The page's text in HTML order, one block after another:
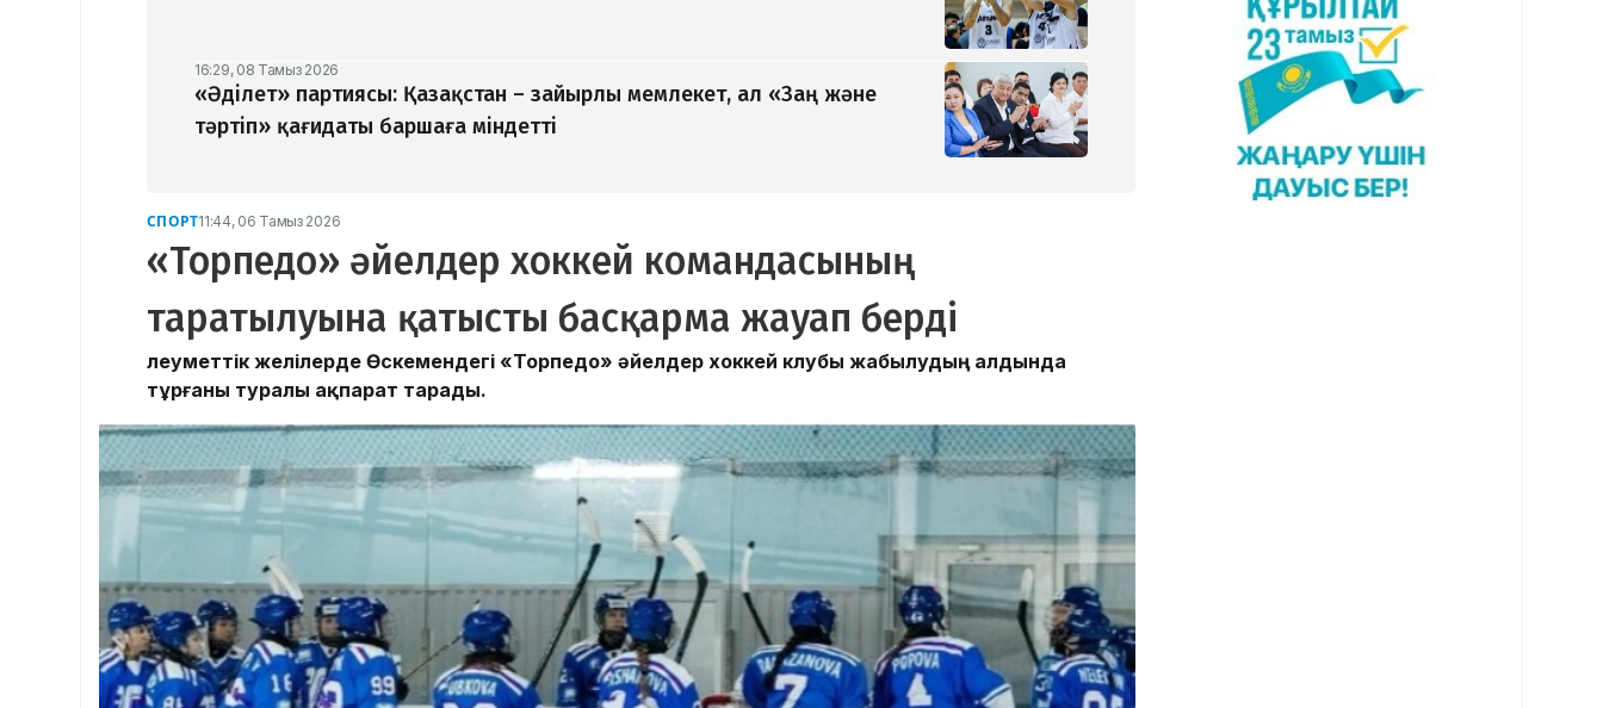
16:29, 08 Тамыз 2026
«Әділет» партиясы: Қазақстан – зайырлы мемлекет, ал «Заң және
тәртіп» қағидаты баршаға міндетті
СПОРТ11:44, 06 Тамыз 2026
«Торпедо» әйелдер хоккей командасының
таратылуына қатысты басқарма жауап берді
Әлеуметтік желілерде Өскемендегі «Торпедо» әйелдер хоккей клубы жабылудың алдында
тұрғаны туралы ақпарат тарады.